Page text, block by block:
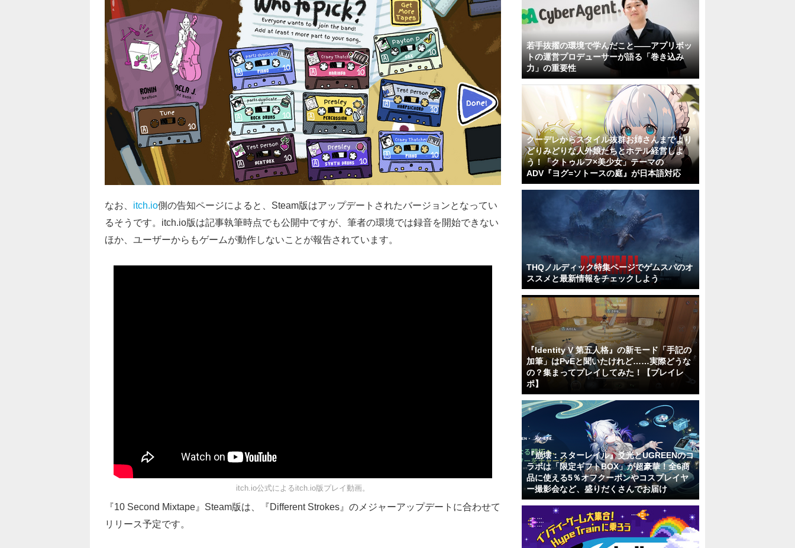
なお、 itch.io側の告知ページによると、Steam版はアップデートされたバージョンとなってい
るそうです。itch.io版は記事執筆時点でも公開中ですが、筆者の環境では録音を開始できない
ほか、ユーザーからもゲームが動作しないことが報告されています。
itch.io公式によるitch.io版プレイ動画。
『10 Second Mixtape』Steam版は、『Different Strokes』のメジャーアップデートに合わせて
リリース予定です。
若手抜擢の環境で学んだこと――アプリボッ
トの運営プロデューサーが語る「巻き込み
力」の重要性
クーデレからスタイル抜群お姉さんまでより
どりみどりな人外娘たちとホテル経営しよ
う！「クトゥルフ×美少女」テーマの
ADV『ヨグ=ソトースの庭』が日本語対応
THQノルディック特集ページでゲムスパのオ
ススメと最新情報をチェックしよう
『Identity V 第五人格』の新モード「手記の
加筆」はPvEと聞いたけれど……実際どうな
の？集まってプレイしてみた！【プレイレ
ポ】
『崩壊：スターレイル』爻光とUGREENのコ
ラボは「限定ギフトBOX」が超豪華！全6商
品に使える5％オフクーポンやコスプレイヤ
ー撮影会など、盛りだくさんでお届け